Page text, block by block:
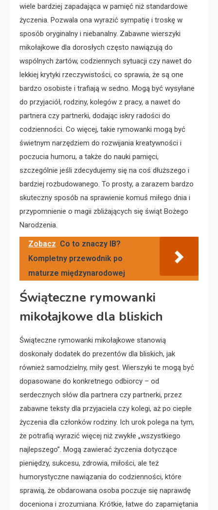
wiele bardziej zapadająca w pamięć niż standardowe
życzenia. Pozwala ona wyrazić sympatię i troskę w
sposób oryginalny i niebanalny. Zabawne wierszyki
mikołajkowe dla dorosłych często nawiązują do
wspólnych żartów, codziennych sytuacji czy nawet do
lekkiej krytyki rzeczywistości, co sprawia, że są one
bardzo osobiste i trafiają w sedno. Mogą być wysyłane
do przyjaciół, rodziny, kolegów z pracy, a nawet do
partnera czy partnerki, dodając iskry radości do
codzienności. Co więcej, takie rymowanki mogą być
świetnym narzędziem do rozwijania kreatywności i
poczucia humoru, a także do nauki pamięci,
szczególnie jeśli zdecydujemy się na coś dłuższego i
bardziej rozbudowanego. To prosty, a zarazem bardzo
skuteczny sposób na sprawienie komuś miłego dnia i
przypomnienie o magii zbliżających się świąt Bożego
Narodzenia.
Zobacz Co to znaczy IB?
Kompletny przewodnik po
maturze międzynarodowej
Świąteczne rymowanki
mikołajkowe dla bliskich
Świąteczne rymowanki mikołajkowe stanowią
doskonały dodatek do prezentów dla bliskich, jak
również samodzielny, miły gest. Wierszyki te mogą być
dopasowane do konkretnego odbiorcy – od
serdecznych słów dla partnera czy partnerki, przez
zabawne teksty dla przyjaciela czy kolegi, aż po ciepłe
życzenia dla członków rodziny. Ich urok polega na tym,
że potrafią wyrazić więcej niż zwykłe „wszystkiego
najlepszego”. Mogą zawierać życzenia dotyczące
pieniędzy, sukcesu, zdrowia, miłości, ale też
humorystyczne nawiązania do codzienności, które
sprawią, że obdarowana osoba poczuje się naprawdę
doceniona i zrozumiana. Krótkie, łatwe do zapamiętania